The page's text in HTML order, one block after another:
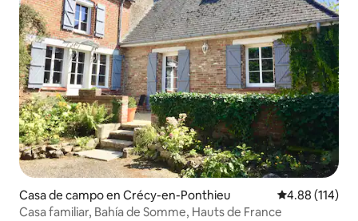
Casa de campo en Crécy-en-Ponthieu Calificación
4.88 (114)
Casa familiar, Bahía de Somme, Hauts de France